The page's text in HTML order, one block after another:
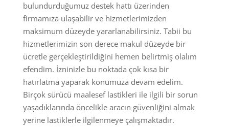
bulundurduğumuz destek hattı üzerinden
firmamıza ulaşabilir ve hizmetlerimizden
maksimum düzeyde yararlanabilirsiniz. Tabii bu
hizmetlerimizin son derece makul düzeyde bir
ücretle gerçekleştirildiğini hemen belirtmiş olalım
efendim. İzninizle bu noktada çok kısa bir
hatırlatma yaparak konumuza devam edelim.
Birçok sürücü maalesef lastikleri ile ilgili bir sorun
yaşadıklarında öncelikle aracın güvenliğini almak
yerine lastiklerle ilgilenmeye çalışmaktadır.